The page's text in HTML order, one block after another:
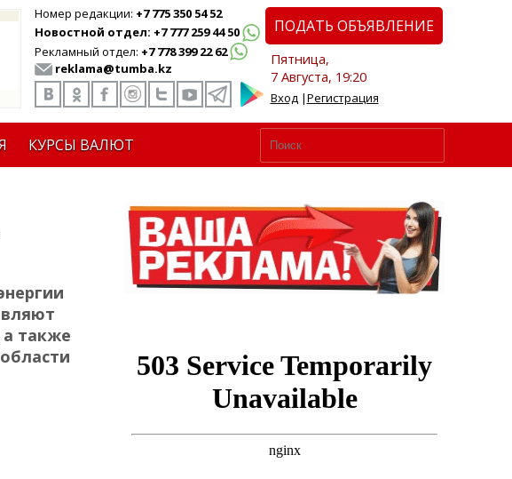
Номер редакции: +7 775 350 54 52
Новостной отдел: +7 777 259 44 50
Рекламный отдел: +7 778 399 22 62
reklama@tumba.kz
ПОДАТЬ ОБЪЯВЛЕНИЕ
Пятница,
7 Августа, 19:20
Вход|Регистрация
КУРСЫ ВАЛЮТ
также